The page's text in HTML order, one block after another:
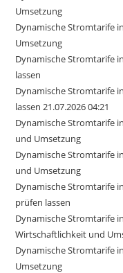
Umsetzung
Dynamische Stromtarife
Umsetzung
Dynamische Stromtarife
lassen
Dynamische Stromtarife
lassen 21.07.2026 04:21
Dynamische Stromtarife
und Umsetzung
Dynamische Stromtarife
und Umsetzung
Dynamische Stromtarife
prüfen lassen
Dynamische Stromtarife
Wirtschaftlichkeit und
Dynamische Stromtarife
Umsetzung